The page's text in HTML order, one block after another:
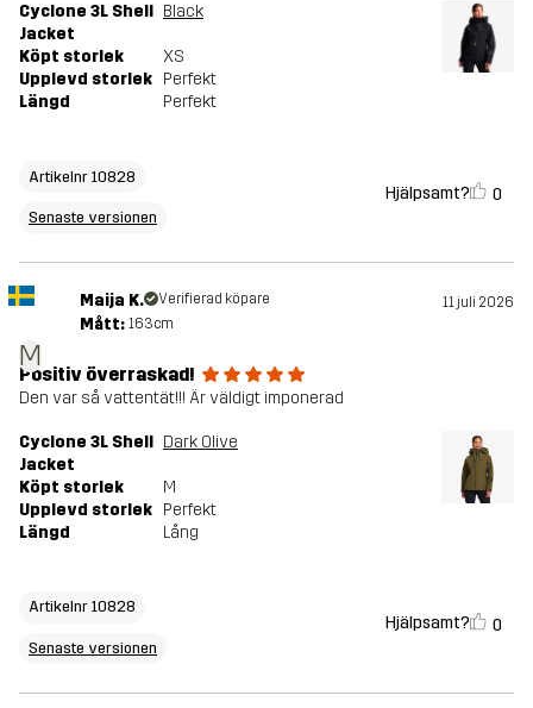
Cyclone 3L Shell
Jacket
Black
Köpt storlek
XS
Upplevd storlek Perfekt
Längd
Perfekt
Artikelnr 10828
Senaste versionen
Hjälpsamt? 0
M
Maija K. Verifierad köpare 11 juli 2026
Mått: 163cm
Positiv överraskad!
Den var så vattentät!!! Är väldigt imponerad
Cyclone 3L Shell
Jacket
Dark Olive
Köpt storlek
M
Upplevd storlek Perfekt
Längd
Lång
Artikelnr 10828
Senaste versionen
Hjälpsamt? 0